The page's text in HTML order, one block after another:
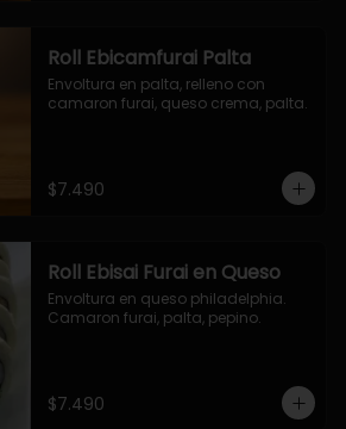
Roll Ebicamfurai Palta
Envoltura en palta, relleno con
camaron furai, queso crema, palta.
$7.490
Roll Ebisai Furai en Queso
Envoltura en queso philadelphia.
Camaron furai, palta, pepino.
$7.490